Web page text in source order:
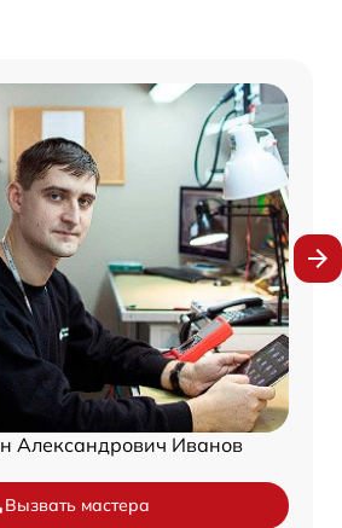
Александрович Иванов
Вызвать мастера